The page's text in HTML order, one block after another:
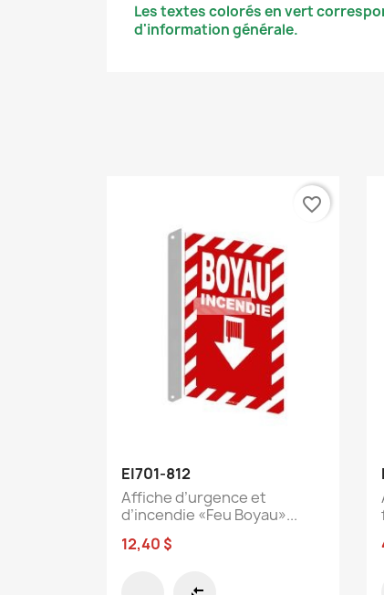
Les textes colorés en vert
d'information générale.
Aperçu rapide
EI701-812
Affiche d’urgence et
d’incendie «Feu Boyau»...
12,40 $
favorite_border